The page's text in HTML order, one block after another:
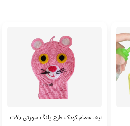
لیف حمام کودک طرح پلنگ صورتی بافت